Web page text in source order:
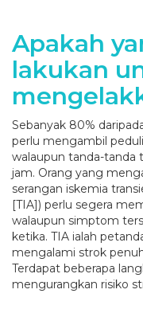
Apakah
lakukan
Sebanyak 80%
perlu mengambil
walaupun tanda-tanda
jam. Orang yang
serangan iskemia
[TIA]) perlu segera
walaupun simptom
ketika. TIA ialah
mengalami strok
Terdapat beberapa
mengurangkan risiko